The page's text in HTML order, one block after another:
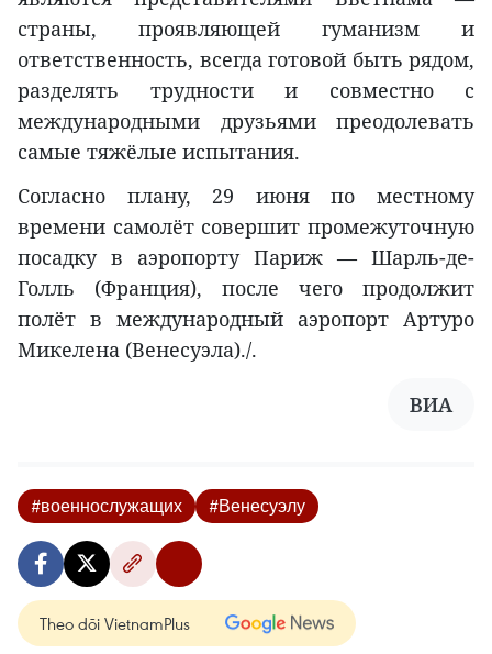
страны, проявляющей гуманизм и
ответственность, всегда готовой быть рядом,
разделять трудности и совместно с
международными друзьями преодолевать
самые тяжёлые испытания.
Согласно плану, 29 июня по местному
времени самолёт совершит промежуточную
посадку в аэропорту Париж — Шарль-де-
Голль (Франция), после чего продолжит
полёт в международный аэропорт Артуро
Микелена (Венесуэла)./.
ВИА
#военнослужащих #Венесуэлу
Theo dõi VietnamPlus